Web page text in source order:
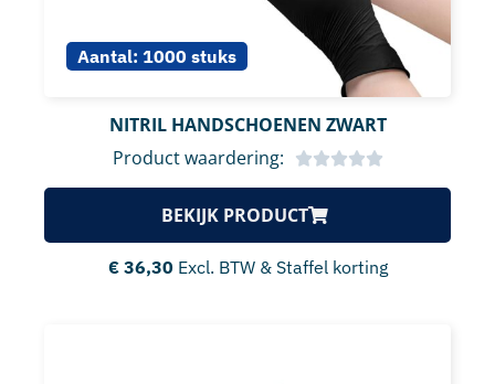
Aantal: 1000 stuks
NITRIL HANDSCHOENEN ZWART
Product waardering:
BEKIJK PRODUCT
€36,30 Excl. BTW & Staffel korting